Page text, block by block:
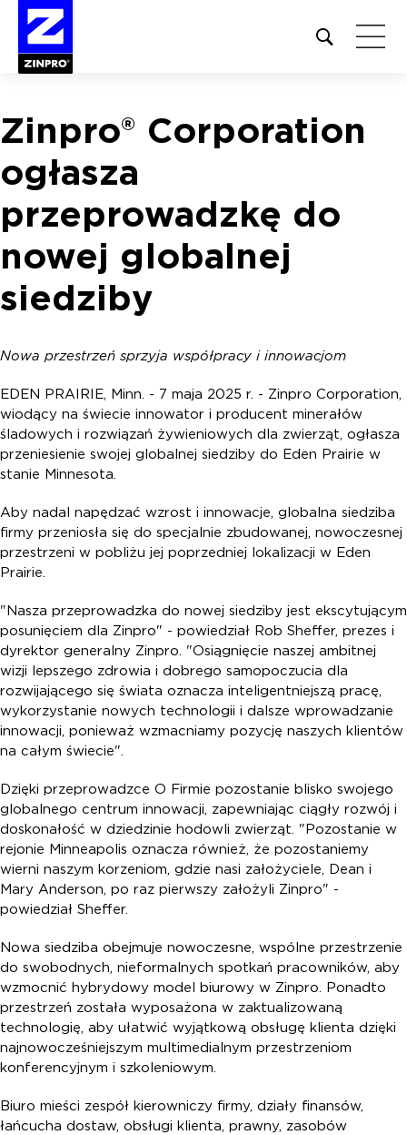
Open
site
Szukaj:
Zinpro® Corporation
ogłasza
przeprowadzkę do
nowej globalnej
siedziby
Nowa przestrzeń sprzyja współpracy i innowacjom
EDEN PRAIRIE, Minn. - 7 maja 2025 r. - Zinpro Corporation,
wiodący na świecie innowator i producent minerałów
śladowych i rozwiązań żywieniowych dla zwierząt, ogłasza
przeniesienie swojej globalnej siedziby do Eden Prairie w
stanie Minnesota.
Aby nadal napędzać wzrost i innowacje, globalna siedziba
firmy przeniosła się do specjalnie zbudowanej, nowoczesnej
przestrzeni w pobliżu jej poprzedniej lokalizacji w Eden
Prairie.
"Nasza przeprowadzka do nowej siedziby jest ekscytującym
posunięciem dla Zinpro" - powiedział Rob Sheffer, prezes i
dyrektor generalny Zinpro. "Osiągnięcie naszej ambitnej
wizji lepszego zdrowia i dobrego samopoczucia dla
rozwijającego się świata oznacza inteligentniejszą pracę,
wykorzystanie nowych technologii i dalsze wprowadzanie
innowacji, ponieważ wzmacniamy pozycję naszych klientów
na całym świecie".
Dzięki przeprowadzce O Firmie pozostanie blisko swojego
globalnego centrum innowacji, zapewniając ciągły rozwój i
doskonałość w dziedzinie hodowli zwierząt. "Pozostanie w
rejonie Minneapolis oznacza również, że pozostaniemy
wierni naszym korzeniom, gdzie nasi założyciele, Dean i
Mary Anderson, po raz pierwszy założyli Zinpro" -
powiedział Sheffer.
Nowa siedziba obejmuje nowoczesne, wspólne przestrzenie
do swobodnych, nieformalnych spotkań pracowników, aby
wzmocnić hybrydowy model biurowy w Zinpro. Ponadto
przestrzeń została wyposażona w zaktualizowaną
technologię, aby ułatwić wyjątkową obsługę klienta dzięki
najnowocześniejszym multimedialnym przestrzeniom
konferencyjnym i szkoleniowym.
Biuro mieści zespół kierowniczy firmy, działy finansów,
łańcucha dostaw, obsługi klienta, prawny, zasobów